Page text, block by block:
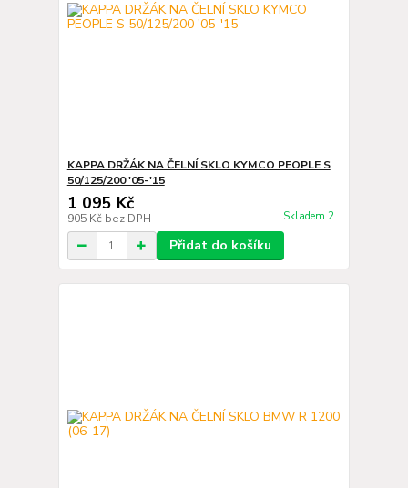
KAPPA DRŽÁK NA ČELNÍ SKLO KYMCO PEOPLE S
50/125/200 '05-'15
1 095 Kč
905 Kč bez DPH Skladem 2
Přidat do košíku